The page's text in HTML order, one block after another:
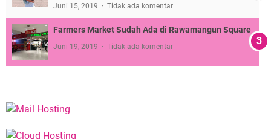
Juni 15, 2019 Tidak ada komentar
Farmers Market Sudah Ada di Rawamangun Square
Juni 19, 2019 Tidak ada komentar